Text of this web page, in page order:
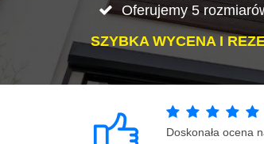
Oferujemy 5
SZYBKA WYCENA I
Doskonała ocena